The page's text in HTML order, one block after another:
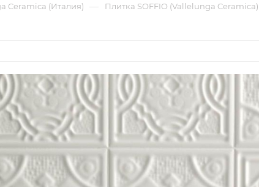
Ceramica (Италия) — Плитка SOFFIO (Vallelunga Ceramica)